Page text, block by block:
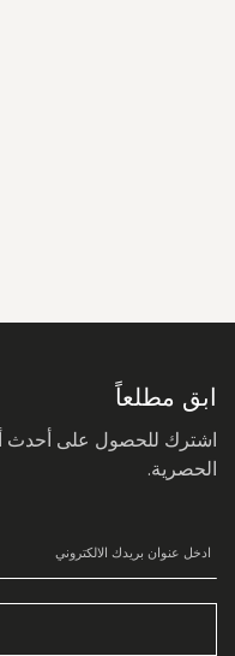
ابق مطلعاً
اشترك للحصول على أحدث
الحصرية.